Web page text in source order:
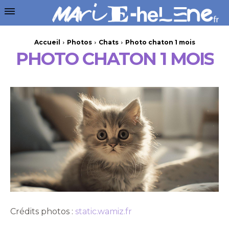
Accueil Photos Chats Photo chaton 1 mois
PHOTO CHATON 1 MOIS
Crédits photos : static.wamiz.fr